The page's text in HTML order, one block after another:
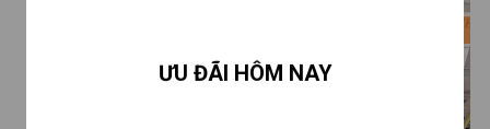
ƯU ĐÃI HÔM NAY